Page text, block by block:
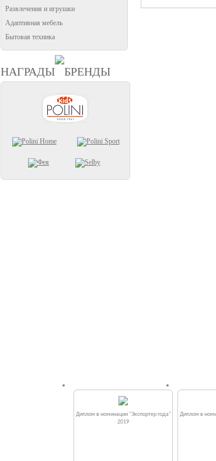
Развлечения и игрушки
Адаптивная мебель
Бытовая техника
НАГРАДЫ БРЕНДЫ
Диплом в номинации "Экспортер года"
2019
Диплом в